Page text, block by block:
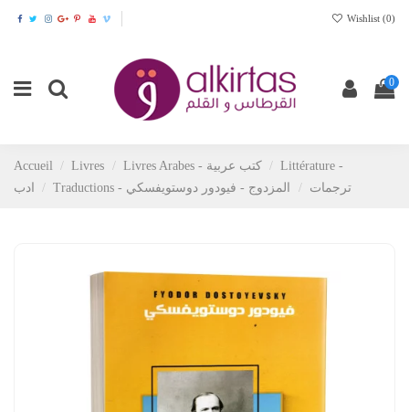
Wishlist (0)
0
Accueil Livres Livres Arabes - كتب عربية
Littérature -
ادب
Traductions - ترجمات المزدوج - فيودور دوستويفسكي